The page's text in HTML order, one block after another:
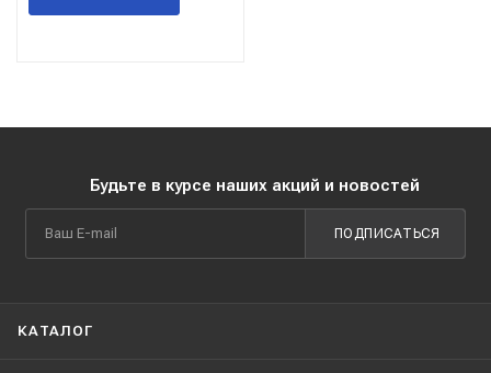
Будьте в курсе наших акций и новостей
ПОДПИСАТЬСЯ
КАТАЛОГ